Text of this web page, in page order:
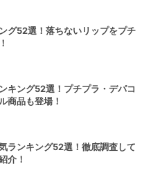
グ52選！落ちないリップをプチ
キング52選！プチプラ・デパコ
商品も登場！
ランキング52選！徹底調査して
介！